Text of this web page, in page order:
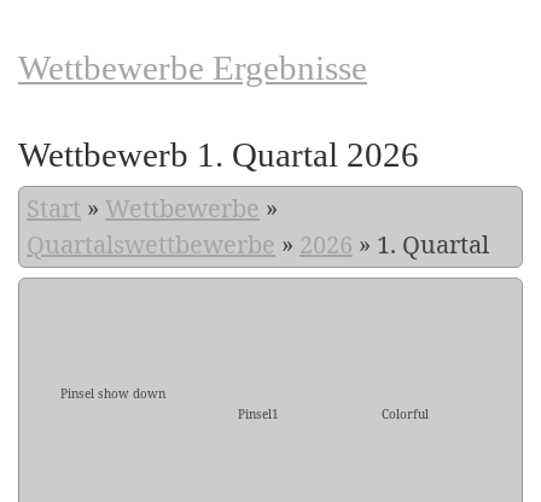
Wettbewerbe Ergebnisse
Wettbewerb 1. Quartal 2026
Start » Wettbewerbe »
Quartalswettbewerbe » 2026 » 1. Quartal
Pinsel show down
Pinsel1
Colorful